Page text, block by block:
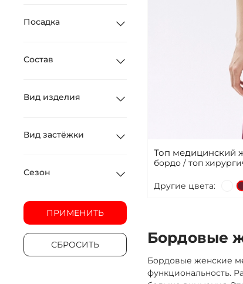
Топ медицинский
бордо / топ
Другие цвета:
Бордовые
Бордовые женские
функциональность.
Посадка
Состав
Вид изделия
Вид застёжки
Сезон
ПРИМЕНИТЬ
СБРОСИТЬ